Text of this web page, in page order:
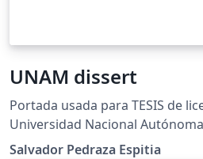
UNAM dissert
Portada usada para TESIS de
Universidad Nacional
twitter: @sglvgdor
Salvador Pedraza Espitia